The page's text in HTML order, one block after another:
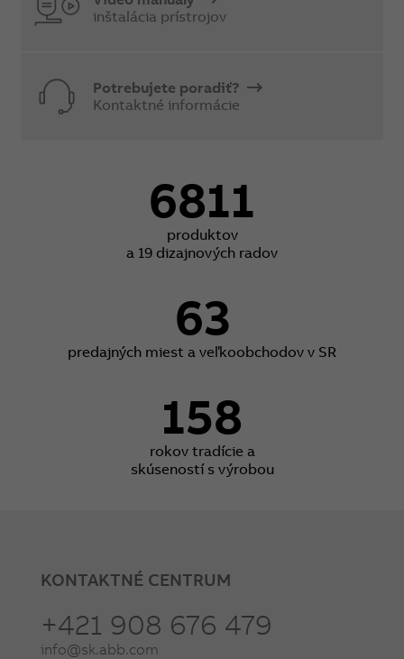
inštalácia prístrojov
Potrebujete poradiť?
Kontaktné informácie
6811
produktov
a 19 dizajnových radov
63
predajných miest a veľkoobchodov v SR
158
rokov tradície a
skúseností s výrobou
KONTAKTNÉ CENTRUM
+421 908 676 479
info@sk.abb.com